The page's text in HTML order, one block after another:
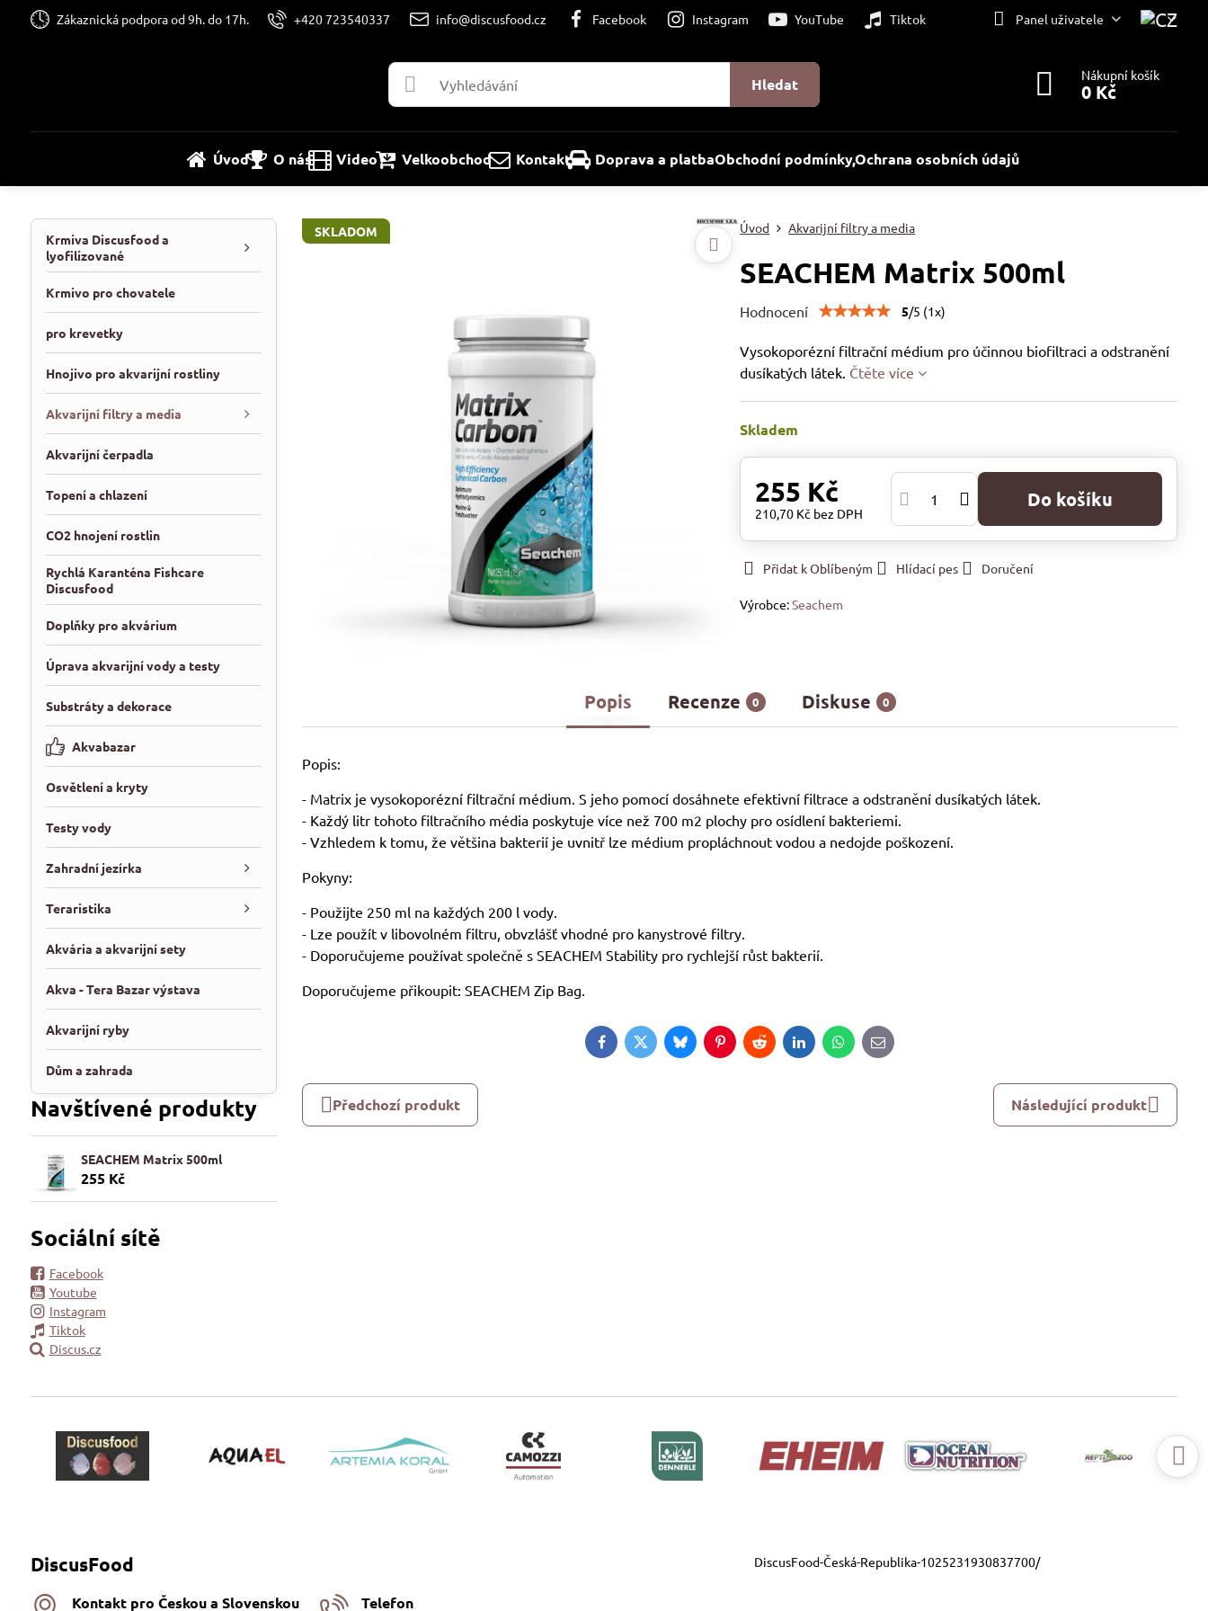
Zákaznická podpora od 9h. do 17h. +420 723540337 info@discusfood.cz Facebook Instagram YouTube Tiktok Panel uživatele
Hledat Nákupní košík
0 Kč
Úvod O nás Video Velkoobchod Kontakt Doprava a platbaObchodní podmínky,Ochrana osobních údajů
SKLADOM Úvod Akvarijní filtry a media
SEACHEM Matrix 500ml
Hodnocení 5/5 (1x)
Vysokoporézní filtrační médium pro účinnou biofiltraci a odstranění
dusíkatých látek. Čtěte více
Skladem
255 Kč
210,70 Kč bez DPH
Do košíku
Přidat k Oblíbeným Hlídací pes Doručení
Výrobce:Seachem
Popis Recenze 0 Diskuse 0
Popis:
- Matrix je vysokoporézní filtrační médium. S jeho pomocí dosáhnete efektivní filtrace a odstranění dusíkatých látek.
- Každý litr tohoto filtračního média poskytuje více než 700 m2 plochy pro osídlení bakteriemi.
- Vzhledem k tomu, že většina bakterií je uvnitř lze médium propláchnout vodou a nedojde poškození.
Pokyny:
- Použijte 250 ml na každých 200 l vody.
- Lze použít v libovolném filtru, obvzlášť vhodné pro kanystrové filtry.
- Doporučujeme používat společně s SEACHEM Stability pro rychlejší růst bakterií.
Doporučujeme přikoupit: SEACHEM Zip Bag.
FacebookTwitterBlueskyPinterestRedditLinkedInWhatsApp
E-
mail
Předchozí produkt Následující produkt
Krmiva Discusfood a
lyofilizované
Krmivo pro chovatele
pro krevetky
Hnojivo pro akvarijní rostliny
Akvarijní filtry a media
Akvarijní čerpadla
Topení a chlazení
CO2 hnojení rostlin
Rychlá Karanténa Fishcare
Discusfood
Doplňky pro akvárium
Úprava akvarijní vody a testy
Substráty a dekorace
Akvabazar
Osvětlení a kryty
Testy vody
Zahradní jezírka
Teraristika
Akvária a akvarijní sety
Akva - Tera Bazar výstava
Akvarijní ryby
Dům a zahrada
Navštívené produkty
SEACHEM Matrix 500ml
255 Kč
Sociální sítě
Facebook
Youtube
Instagram
Tiktok
Discus.cz
DiscusFood
Kontakt pro Českou a Slovenskou Telefon
DiscusFood-Česká-Republika-1025231930837700/